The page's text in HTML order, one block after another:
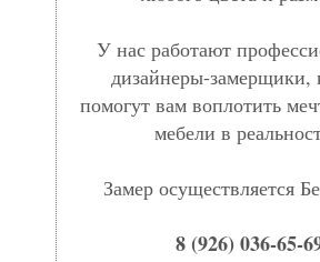
У нас работают
дизайнеры-замерщики,
помогут вам воплотить
мебели в
Замер осуществляется
8 (926) 036-65-